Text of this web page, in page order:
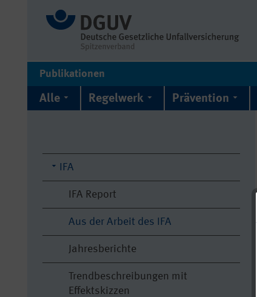
Publikationen
Alle Regelwerk Prävention
IFA
IFA Report
Aus der Arbeit des IFA
Jahresberichte
Trendbeschreibungen mit
Effektskizzen